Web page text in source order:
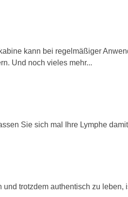
kann bei regelmäßiger
Und noch vieles mehr...
Sie sich mal Ihre Lymphe
trotzdem authentisch zu leben,